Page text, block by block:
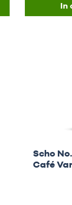
In
Scho
Café